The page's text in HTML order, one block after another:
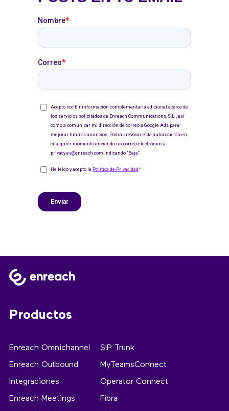
Productos
Enreach Omnichannel
Enreach Outbound
Integraciones
Enreach Meetings
SIP Trunk
MyTeamsConnect
Operator Connect
Fibra